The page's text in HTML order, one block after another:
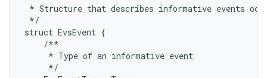
* Structure that describes informative events
*/
struct EvsEvent {
/**
* Type of an informative event
*/